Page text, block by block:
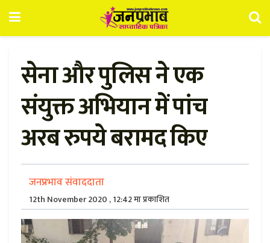
सेना और पुलिस ने एक
संयुक्त अभियान में पांच
अरब रुपये बरामद किए
जनप्रभाव संवाददाता
12th November 2020 , 12:42 मा प्रकाशित